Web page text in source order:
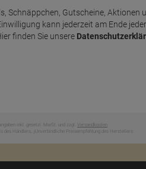
Schnäppchen, Gutscheine, Aktionen
kann jederzeit am Ende
finden Sie unsere
inkl. gesetzl. MwSt. und zzgl. Versandkosten
des Händlers, Unverbindliche Preisempfehlung des Herstellers